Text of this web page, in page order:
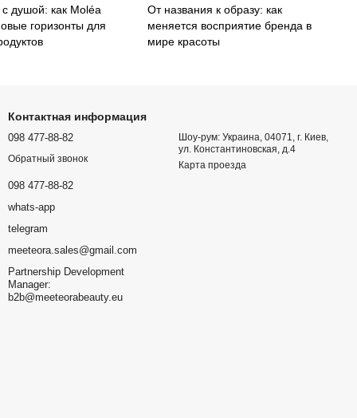
душой: как Moléa
горизонты для
От названия к образу: как
меняется восприятие бренда в
мире красоты
Контактная информация
098 477-88-82
Обратный звонок
098 477-88-82
whats-app
telegram
meeteora.sales@gmail.com
Partnership Development
Manager:
b2b@meeteorabeauty.eu
Шоу-рум: Украина, 04071, г. Киев,
ул. Константиновская, д.4
Карта проезда